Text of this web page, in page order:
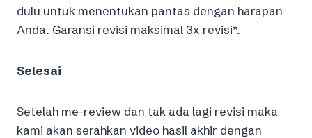
dulu untuk menentukan pantas dengan harapan
Anda. Garansi revisi maksimal 3x revisi*.
Selesai
Setelah me-review dan tak ada lagi revisi maka
kami akan serahkan video hasil akhir dengan